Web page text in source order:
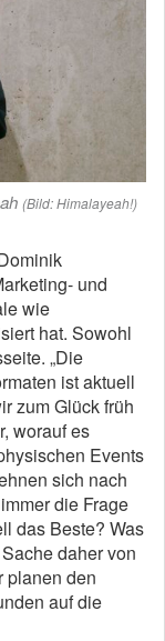
(Bild: Himalayeah!)
und
wie
hat. Sowohl
„Die
ist aktuell
zum Glück früh
worauf es
Events
sich nach
die Frage
das Beste? Was
daher von
planen den
auf die